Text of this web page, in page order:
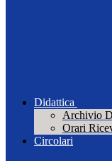
Didattica
Archivio
Orari
Circolari